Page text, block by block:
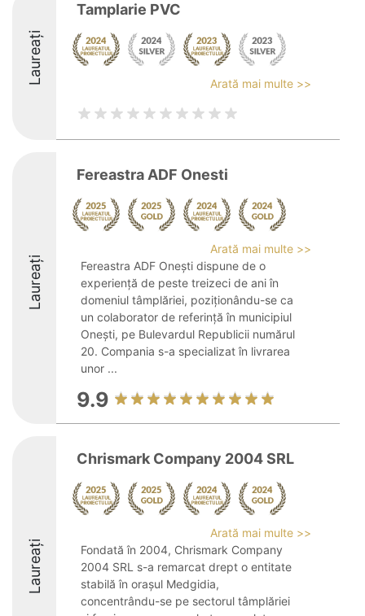
Laureați
Tamplarie PVC
Arată mai multe >>
Laureați
Fereastra ADF Onesti
Arată mai multe >>
Fereastra ADF Onești dispune de o
experiență de peste treizeci de ani în
domeniul tâmplăriei, poziționându-se ca
un colaborator de referință în municipiul
Onești, pe Bulevardul Republicii numărul
20. Compania s-a specializat în livrarea
unor ...
9.9
Laureați
Chrismark Company 2004 SRL
Arată mai multe >>
Fondată în 2004, Chrismark Company
2004 SRL s-a remarcat drept o entitate
stabilă în orașul Medgidia,
concentrându-se pe sectorul tâmplăriei